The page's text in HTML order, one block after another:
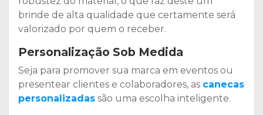
brinde de alta qualidade que certamente será
valorizado por quem o receber.
Personalização Sob Medida
Seja para promover sua marca em eventos ou
presentear clientes e colaboradores, as canecas
personalizadas são uma escolha inteligente.